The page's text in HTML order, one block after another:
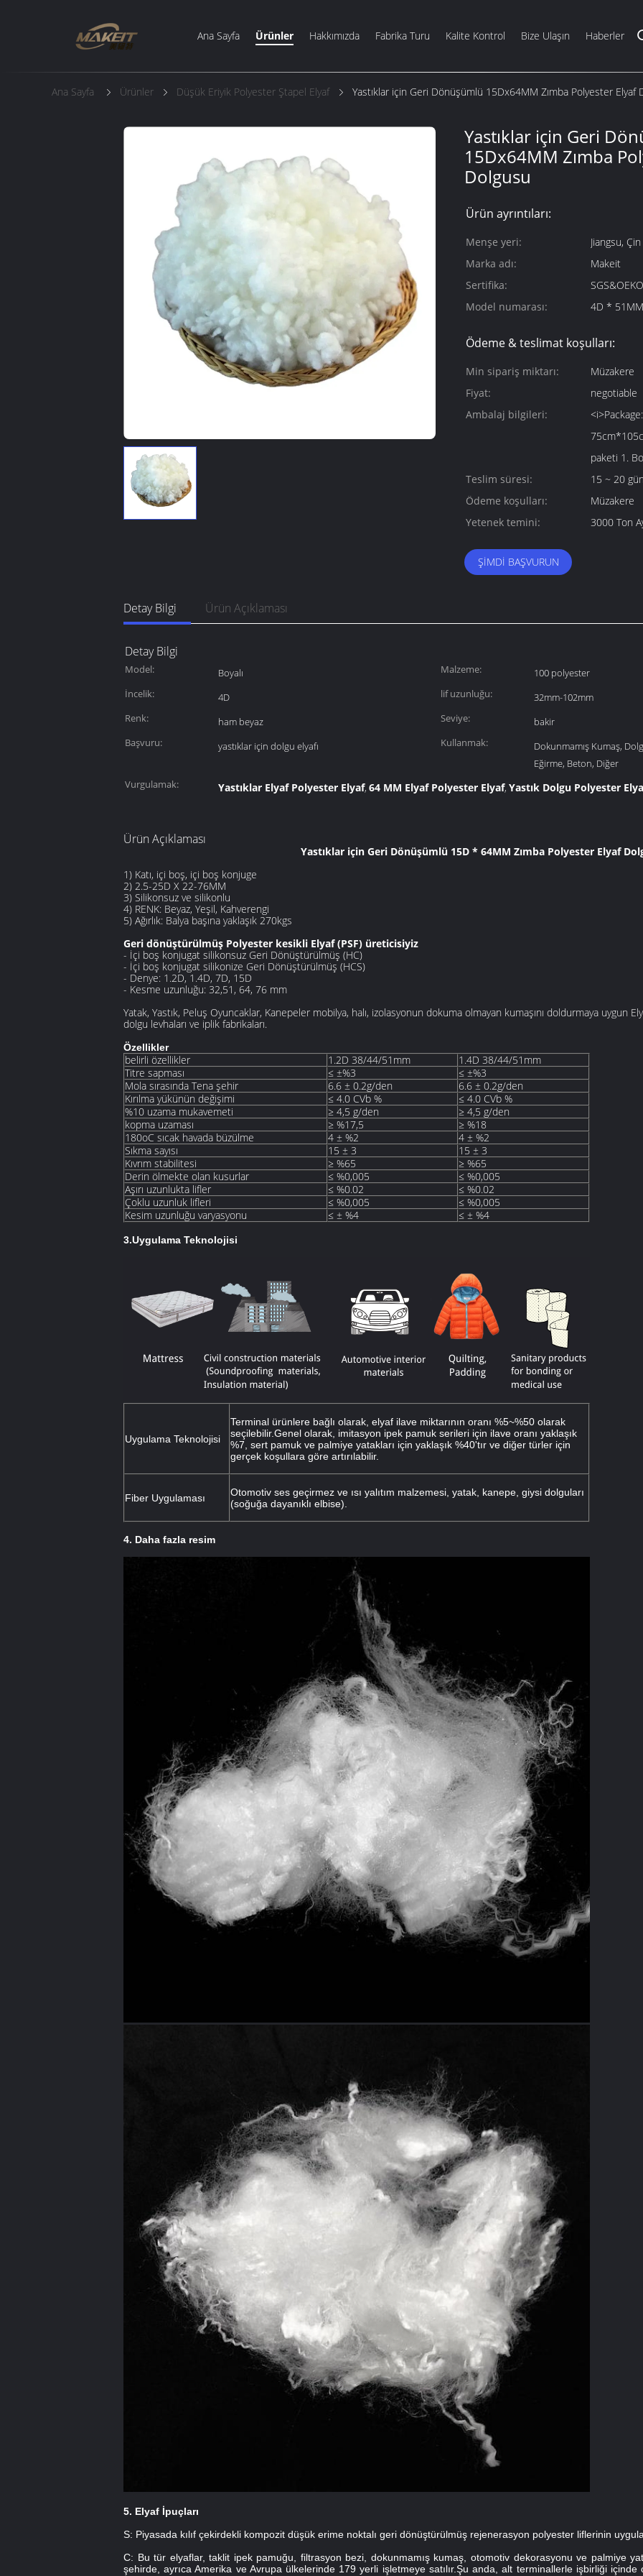
Ana Sayfa Ürünler Hakkımızda Fabrika Turu Kalite Kontrol Bize Ulaşın Haberler
Ana Sayfa Ürünler Düşük Eriyik Polyester Ştapel Elyaf Yastıklar için Geri Dönüşümlü 15Dx64MM Zımba Polyester Elyaf
Yastıklar için Geri
15Dx64MM Zımba
Dolgusu
Ürün ayrıntıları:
Menşe yeri:
Jiangsu, Çin
Marka adı:
Makeit
Sertifika:
Model numarası:
4D * 51MM
Ödeme & teslimat koşulları:
Min sipariş miktarı:
Müzakere
Fiyat:
negotiable
Ambalaj bilgileri:
paketi 1. Bo
Teslim süresi:
15 ~ 20 gün
Ödeme koşulları:
Müzakere
Yetenek temini:
3000 Ton
ŞIMDI BAŞVURUN
Detay Bilgi Ürün Açıklaması
Detay Bilgi
Model: Boyalı Malzeme:
100 polyester
İncelik:
4D lif uzunluğu:
32mm-102mm
Renk:
ham beyaz Seviye:
bakir
Başvuru:
yastıklar için dolgu elyafı Kullanmak:
Dokunmamış Kumaş,
Eğirme, Beton, Diğer
Vurgulamak:
Yastıklar Elyaf Polyester Elyaf, 64 MM Elyaf Polyester Elyaf, Yastık Dolgu Polyester
Ürün Açıklaması
Yastıklar için Geri Dönüşümlü 15D * 64MM Zımba Polyester Elyaf
1) Katı, içi boş, içi boş konjuge
2) 2.5-25D X 22-76MM
3) Silikonsuz ve silikonlu
4) RENK: Beyaz, Yeşil, Kahverengi
5) Ağırlık: Balya başına yaklaşık 270kgs
Geri dönüştürülmüş Polyester kesikli Elyaf (PSF) üreticisiyiz
- İçi boş konjugat silikonsuz Geri Dönüştürülmüş (HC)
- İçi boş konjugat silikonize Geri Dönüştürülmüş (HCS)
- Denye: 1.2D, 1.4D, 7D, 15D
- Kesme uzunluğu: 32,51, 64, 76 mm
Yatak, Yastık, Peluş Oyuncaklar, Kanepeler mobilya, halı, izolasyonun dokuma olmayan kumaşını doldurmaya uygun
dolgu levhaları ve iplik fabrikaları.
Özellikler
belirli özellikler 1.2D 38/44/51mm
1.4D 38/44/51mm
Titre sapması
≤ ±%3
≤ ±%3
Mola sırasında Tena şehir
6.6 ± 0.2g/den
6.6 ± 0.2g/den
Kırılma yükünün değişimi
≤ 4.0 CVb %
≤ 4.0 CVb %
%10 uzama mukavemeti
≥ 4,5 g/den
≥ 4,5 g/den
kopma uzaması
≥ %17,5
≥ %18
180oC sıcak havada büzülme
4 ± %2
4 ± %2
Sıkma sayısı
15 ± 3
15 ± 3
Kıvrım stabilitesi
≥ %65
≥ %65
Derin ölmekte olan kusurlar
≤ %0,005
≤ %0,005
Aşırı uzunlukta lifler
≤ %0.02
≤ %0.02
Çoklu uzunluk lifleri
≤ %0,005
≤ %0,005
Kesim uzunluğu varyasyonu
≤ ± %4 ≤ ± %4
3.Uygulama Teknolojisi
Uygulama Teknolojisi
Terminal ürünlere bağlı olarak, elyaf ilave miktarının oranı %5~%50 olarak
seçilebilir.Genel olarak, imitasyon ipek pamuk serileri için ilave oranı yaklaşık
%7, sert pamuk ve palmiye yatakları için yaklaşık %40'tır ve diğer türler için
gerçek koşullara göre artırılabilir.
Fiber Uygulaması
Otomotiv ses geçirmez ve ısı yalıtım malzemesi, yatak, kanepe, giysi dolguları
(soğuğa dayanıklı elbise).
4. Daha fazla resim
5. Elyaf İpuçları
S: Piyasada kılıf çekirdekli kompozit düşük erime noktalı geri dönüştürülmüş rejenerasyon polyester liflerinin
C: Bu tür elyaflar, taklit ipek pamuğu, filtrasyon bezi, dokunmamış kumaş, otomotiv dekorasyonu ve palmiye
şehirde, ayrıca Amerika ve Avrupa ülkelerinde 179 yerli işletmeye satılır.Şu anda, alt terminallerle işbirliği